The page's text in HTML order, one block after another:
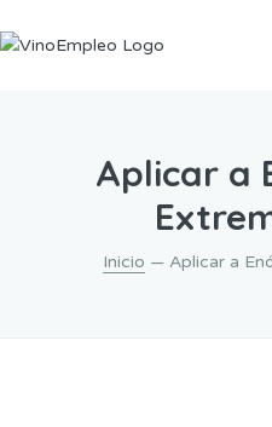
Aplicar a
Inicio — Aplicar a